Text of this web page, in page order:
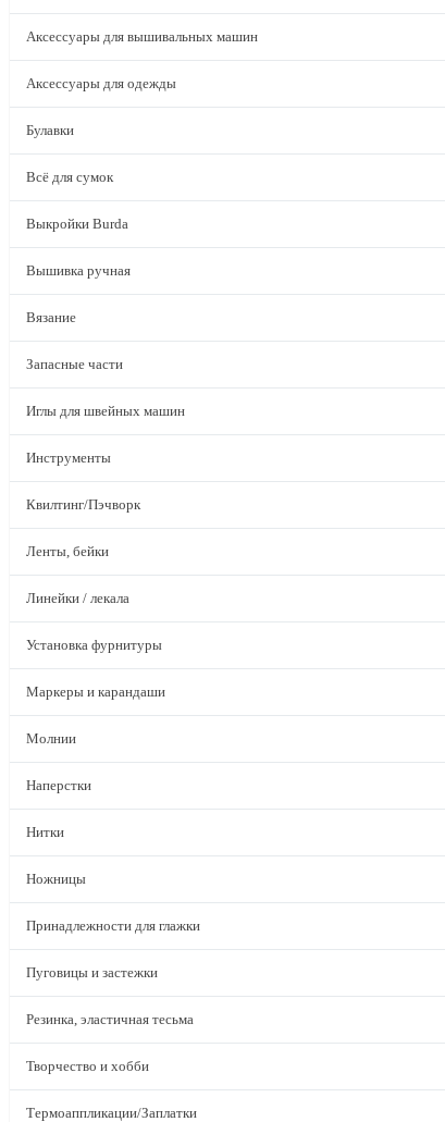
Аксессуары для вышивальных машин
Аксессуары для одежды
Булавки
Всё для сумок
Выкройки Burda
Вышивка ручная
Вязание
Запасные части
Иглы для швейных машин
Инструменты
Квилтинг/Пэчворк
Ленты, бейки
Линейки / лекала
Установка фурнитуры
Маркеры и карандаши
Молнии
Наперстки
Нитки
Ножницы
Принадлежности для глажки
Пуговицы и застежки
Резинка, эластичная тесьма
Творчество и хобби
Термоаппликации/Заплатки